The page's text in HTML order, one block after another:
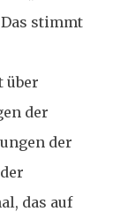
stimmt
über
der
der
das auf